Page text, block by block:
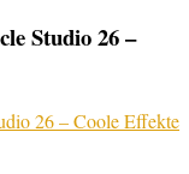
Studio 26 –